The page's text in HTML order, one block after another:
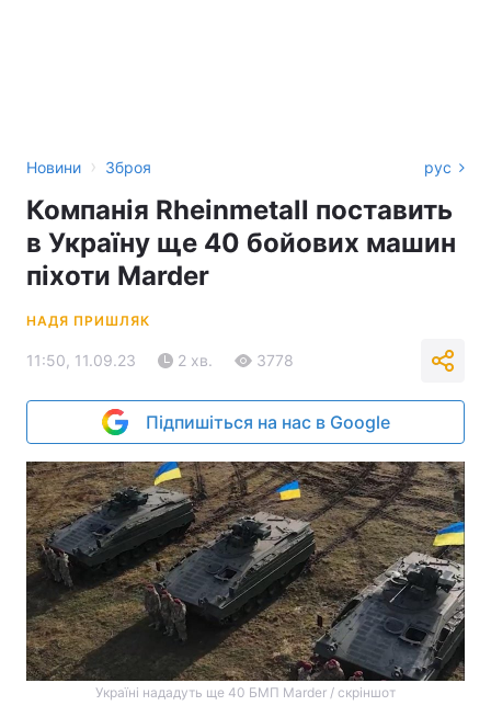
Новини › Зброя рус
Компанія Rheinmetall поставить
в Україну ще 40 бойових машин
піхоти Marder
НАДЯ ПРИШЛЯК
11:50, 11.09.23 2 хв. 3778
Підпишіться на нас в Google
Україні нададуть ще 40 БМП Marder / скріншот